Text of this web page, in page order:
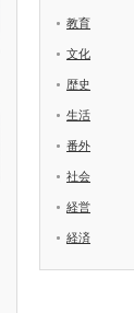
教育
文化
歴史
生活
番外
社会
経営
経済